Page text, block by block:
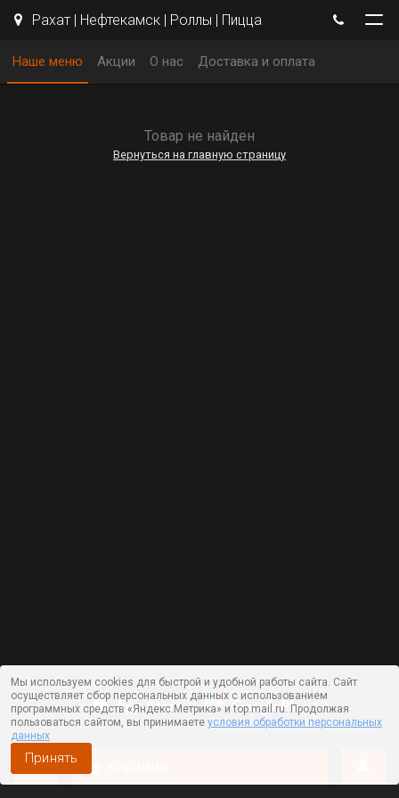
Рахат | Нефтекамск | Роллы | Пицца
Наше меню Акции О нас Доставка и оплата
Товар не найден
Вернуться на главную страницу
Мы используем cookies для быстрой и удобной работы сайта. Сайт
осуществляет сбор персональных данных с использованием
программных средств «Яндекс.Метрика» и top.mail.ru. Продолжая
пользоваться сайтом, вы принимаете условия обработки персональных
данных
Принять